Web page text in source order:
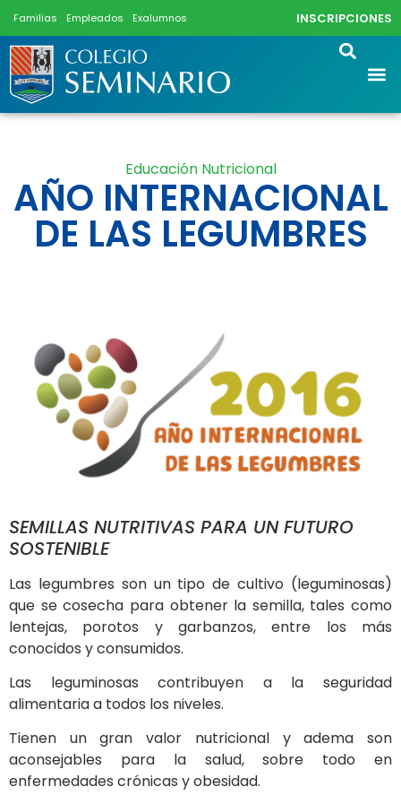
Familias Empleados Exalumnos INSCRIPCIONES
Educación Nutricional
AÑO INTERNACIONAL
DE LAS LEGUMBRES
SEMILLAS NUTRITIVAS PARA UN FUTURO
SOSTENIBLE
Las legumbres son un tipo de cultivo (leguminosas)
que se cosecha para obtener la semilla, tales como
lentejas, porotos y garbanzos, entre los más
conocidos y consumidos.
Las leguminosas contribuyen a la seguridad
alimentaria a todos los niveles.
Tienen un gran valor nutricional y adema son
aconsejables para la salud, sobre todo en
enfermedades crónicas y obesidad.